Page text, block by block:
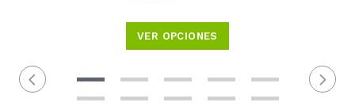
VER OPCIONES